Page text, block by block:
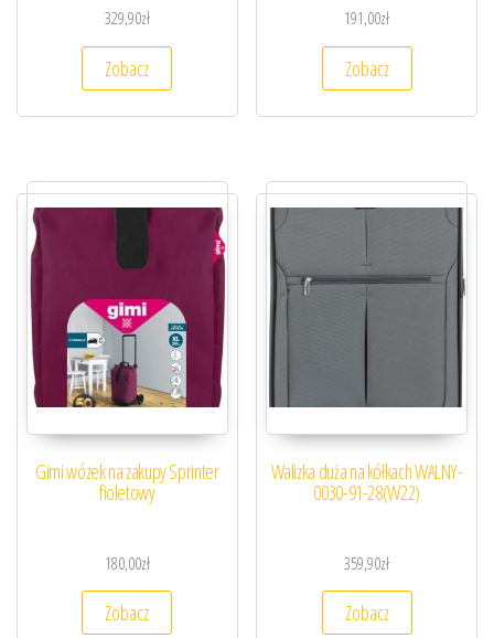
329,90zł
Zobacz
191,00zł
Zobacz
Gimi wózek na zakupy Sprinter
fioletowy
180,00zł
Zobacz
Walizka duża na kółkach WALNY-
0030-91-28(W22)
359,90zł
Zobacz